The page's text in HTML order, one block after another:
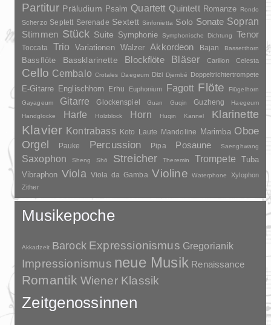
Partitur Präludium Psalm Quartett Quintett Romanze Rondo
Scherzo Septett Serenade Sextett Sinfonietta Solo Sonate Sopran
Stimmen Stück Suite Symphonie Symphonische Dichtung Tenor
Toccata Trio Variationen Walzer Akkordeon Bajan Bassetthorn
Bassflöte Bassklarinette Blockflöte Bläser Carillon Celesta
Cello Cembalo Crotales Daegeum Dizi Djembé Doppeltrichtertrompete
E-Gitarre Englischhorn Erhu Euphonium Fagott Flöte
Flügelhorn
Gayageum
Gitarre Glockenspiel Guan Guqin Guzheng
Haegeum
Handglocke
Harfe Holzblock Horn Huqin Kannel Klarinette
Klavier Kontrabass Koto Laute Mandoline Marimba Oboe
Orgel Pauke Percussion Pipa Posaune Saenghwang
Saxophon Sheng Shō Streicher Theremin Trompete
Tuba
Vibraphon Viola Viola da Gamba Violine Waterphone
Xylophon
Zither
Musikepoche
Akkadzeit Barock Expressionismus Gregorianik
Impressionismus neue Musik Renaissance
Romantik Wiener Klassik
Zeitgenossinnen